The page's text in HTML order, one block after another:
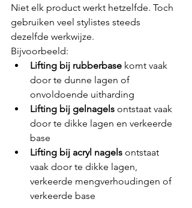
Niet elk product werkt hetzelfde. Toch
gebruiken veel stylistes steeds
dezelfde werkwijze.
Bijvoorbeeld:
Lifting bij rubberbase komt vaak
door te dunne lagen of
onvoldoende uitharding
Lifting bij gelnagels ontstaat vaak
door te dikke lagen en verkeerde
base
Lifting bij acryl nagels ontstaat
vaak door te dikke lagen,
verkeerde mengverhoudingen of
verkeerde base